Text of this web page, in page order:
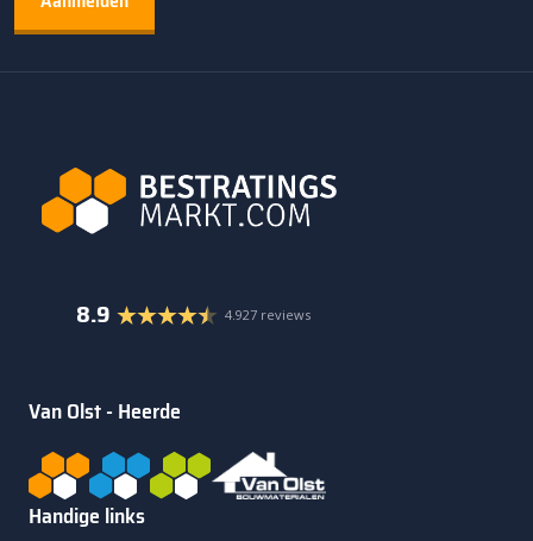
8.9 4.927 reviews
Van Olst - Heerde
Handige links